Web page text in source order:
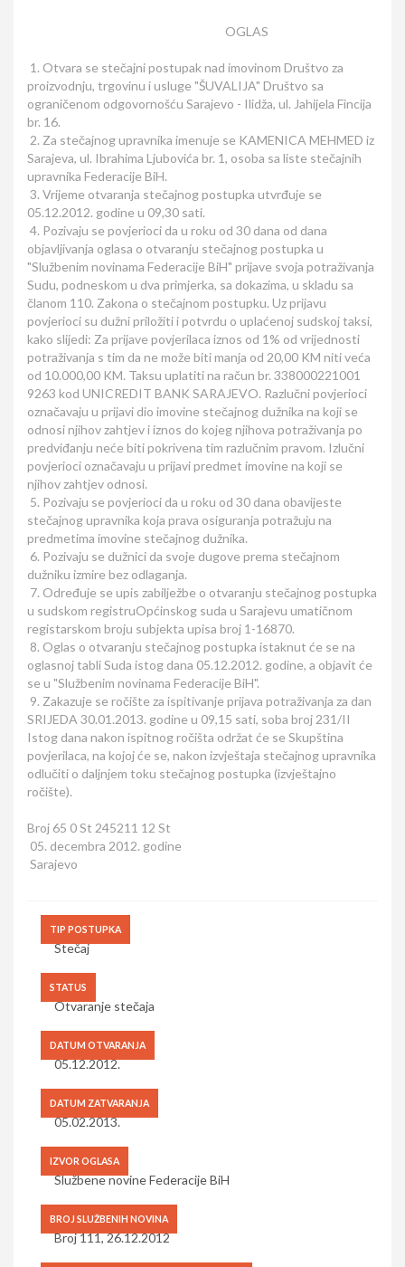
OGLAS
1. Otvara se stečajni postupak nad imovinom Društvo za
proizvodnju, trgovinu i usluge "ŠUVALIJA" Društvo sa
ograničenom odgovornošću Sarajevo - Ilidža, ul. Jahijela Fincija
br. 16.
2. Za stečajnog upravnika imenuje se KAMENICA MEHMED iz
Sarajeva, ul. Ibrahima Ljubovića br. 1, osoba sa liste stečajnih
upravnika Federacije BiH.
3. Vrijeme otvaranja stečajnog postupka utvrđuje se
05.12.2012. godine u 09,30 sati.
4. Pozivaju se povjerioci da u roku od 30 dana od dana
objavljivanja oglasa o otvaranju stečajnog postupka u
"Službenim novinama Federacije BiH" prijave svoja potraživanja
Sudu, podneskom u dva primjerka, sa dokazima, u skladu sa
članom 110. Zakona o stečajnom postupku. Uz prijavu
povjerioci su dužni priložiti i potvrdu o uplaćenoj sudskoj taksi,
kako slijedi: Za prijave povjerilaca iznos od 1% od vrijednosti
potraživanja s tim da ne može biti manja od 20,00 KM niti veća
od 10.000,00 KM. Taksu uplatiti na račun br. 338000221001
9263 kod UNICREDIT BANK SARAJEVO. Razlučni povjerioci
označavaju u prijavi dio imovine stečajnog dužnika na koji se
odnosi njihov zahtjev i iznos do kojeg njihova potraživanja po
predviđanju neće biti pokrivena tim razlučnim pravom. Izlučni
povjerioci označavaju u prijavi predmet imovine na koji se
njihov zahtjev odnosi.
5. Pozivaju se povjerioci da u roku od 30 dana obavijeste
stečajnog upravnika koja prava osiguranja potražuju na
predmetima imovine stečajnog dužnika.
6. Pozivaju se dužnici da svoje dugove prema stečajnom
dužniku izmire bez odlaganja.
7. Određuje se upis zabilježbe o otvaranju stečajnog postupka
u sudskom registruOpćinskog suda u Sarajevu umatičnom
registarskom broju subjekta upisa broj 1-16870.
8. Oglas o otvaranju stečajnog postupka istaknut će se na
oglasnoj tabli Suda istog dana 05.12.2012. godine, a objavit će
se u "Službenim novinama Federacije BiH".
9. Zakazuje se ročište za ispitivanje prijava potraživanja za dan
SRIJEDA 30.01.2013. godine u 09,15 sati, soba broj 231/II
Istog dana nakon ispitnog ročišta održat će se Skupština
povjerilaca, na kojoj će se, nakon izvještaja stečajnog upravnika
odlučiti o daljnjem toku stečajnog postupka (izvještajno
ročište).
Broj 65 0 St 245211 12 St
05. decembra 2012. godine
Sarajevo
TIP POSTUPKA
Stečaj
STATUS
Otvaranje stečaja
DATUM OTVARANJA
05.12.2012.
DATUM ZATVARANJA
05.02.2013.
IZVOR OGLASA
Službene novine Federacije BiH
BROJ SLUŽBENIH NOVINA
Broj 111, 26.12.2012